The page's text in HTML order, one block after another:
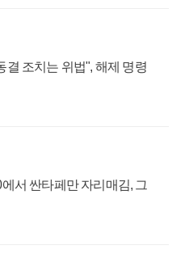
결 조치는 위법", 해제 명령
서 싼타페만 자리매김, 그